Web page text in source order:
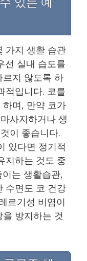
가지 생활 습관
선 실내 습도를
지 않도록 하
적입니다. 코를
며, 만약 코가
사지하거나 생
이 좋습니다.
있다면 정기적
지하는 것도 중
는 생활습관,
수면도 코 건강
르기성 비염이
방지하는 것